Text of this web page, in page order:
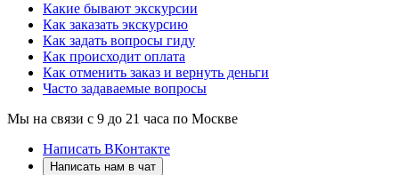
Какие бывают экскурсии
Как заказать экскурсию
Как задать вопросы гиду
Как происходит оплата
Как отменить заказ и вернуть деньги
Часто задаваемые вопросы
Мы на связи с 9 до 21 часа по Москве
Написать ВКонтакте
Написать нам в чат